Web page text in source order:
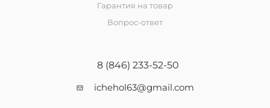
Гарантия на товар
Вопрос-ответ
8 (846) 233-52-50
ichehol63@gmail.com